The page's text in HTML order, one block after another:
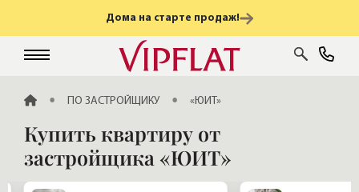
Дома на старте продаж!
ГЛАВНАЯПО ЗАСТРОЙЩИКУ «ЮИТ»
Купить квартиру от
застройщика «ЮИТ»